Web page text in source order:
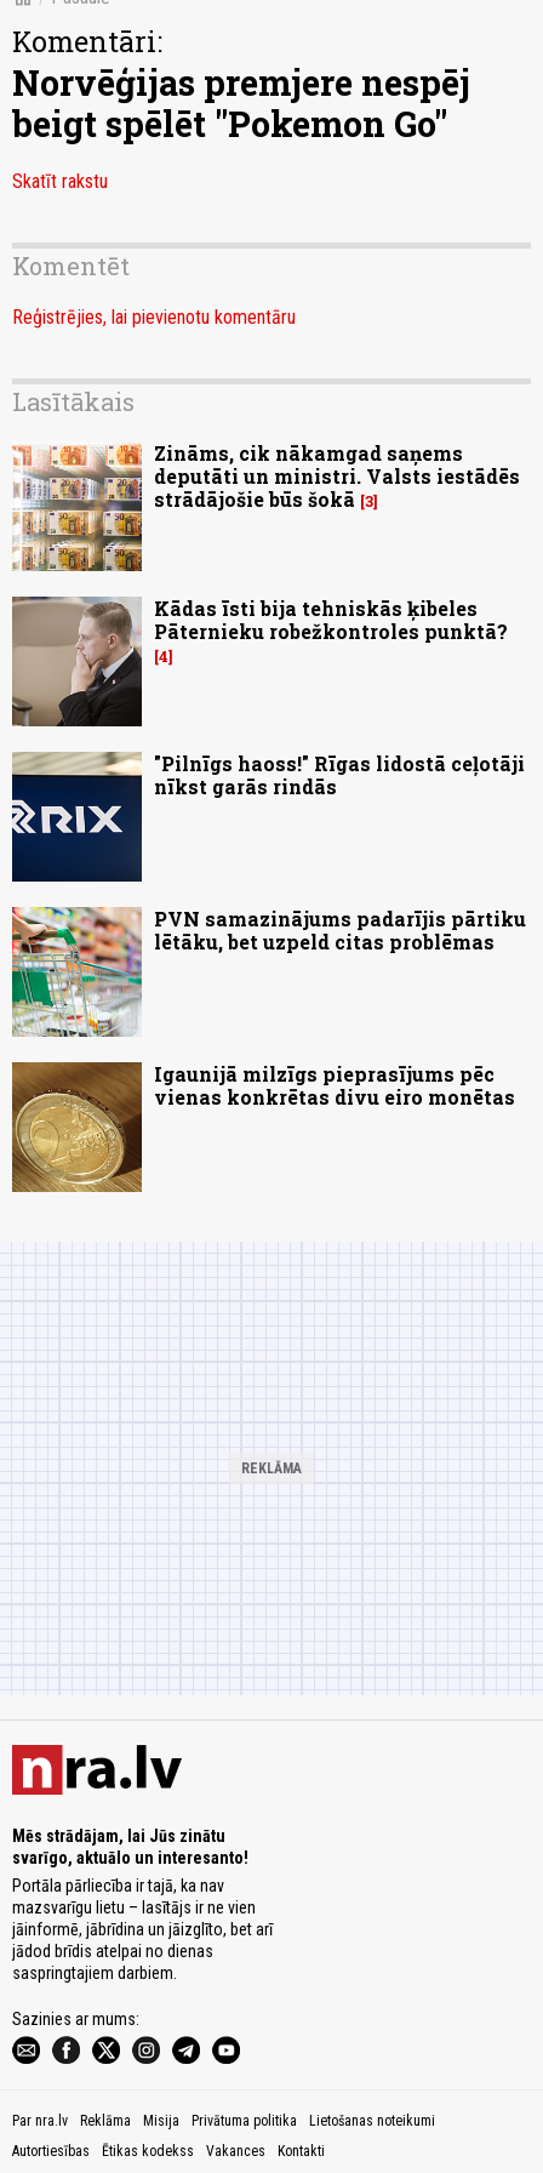
Komentāri:
Norvēģijas premjere nespēj
beigt spēlēt "Pokemon Go"
Skatīt rakstu
Komentēt
Reģistrējies, lai pievienotu komentāru
Lasītākais
Zināms, cik nākamgad saņems
deputāti un ministri. Valsts iestādēs
strādājošie būs šokā 3
Kādas īsti bija tehniskās ķibeles
Pāternieku robežkontroles punktā?
4
"Pilnīgs haoss!" Rīgas lidostā ceļotāji
nīkst garās rindās
PVN samazinājums padarījis pārtiku
lētāku, bet uzpeld citas problēmas
Igaunijā milzīgs pieprasījums pēc
vienas konkrētas divu eiro monētas
Mēs strādājam, lai Jūs zinātu
svarīgo, aktuālo un interesanto!
Portāla pārliecība ir tajā, ka nav
mazsvarīgu lietu – lasītājs ir ne vien
jāinformē, jābrīdina un jāizglīto, bet arī
jādod brīdis atelpai no dienas
saspringtajiem darbiem.
Sazinies ar mums:
Par nra.lv Reklāma Misija Privātuma politika
Lietošanas noteikumi
Autortiesības
Ētikas kodekss Vakances Kontakti